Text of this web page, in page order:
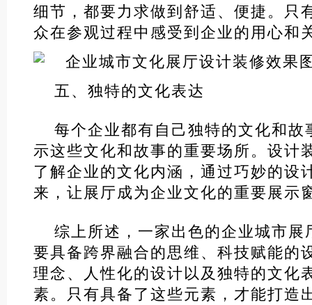
细节，都要力求做到舒适、便捷。只
众在参观过程中感受到企业的用心和
五、独特的文化表达
每个企业都有自己独特的文化和故
示这些文化和故事的重要场所。设计
了解企业的文化内涵，通过巧妙的设
来，让展厅成为企业文化的重要展示
综上所述，一家出色的企业城市展
要具备跨界融合的思维、科技赋能的
理念、人性化的设计以及独特的文化
素。只有具备了这些元素，才能打造